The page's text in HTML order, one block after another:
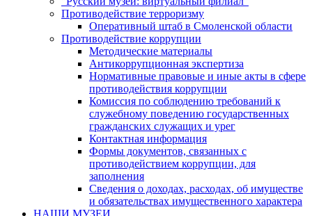
Противодействие терроризму
Оперативный штаб в Смоленской области
Противодействие коррупции
Методические материалы
Антикоррупционная экспертиза
Нормативные правовые и иные акты в сфере
противодействия коррупции
Комиссия по соблюдению требований к
служебному поведению государственных
гражданских служащих и урег
Контактная информация
Формы документов, связанных с
противодействием коррупции, для
заполнения
Сведения о доходах, расходах, об имуществе
и обязательствах имущественного характера
НАШИ МУЗЕИ